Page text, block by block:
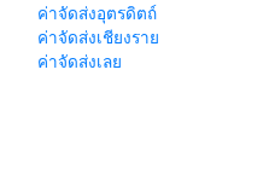
ค่าจัดส่งอุตรดิตถ์
ค่าจัดส่งเชียงราย
ค่าจัดส่งเลย